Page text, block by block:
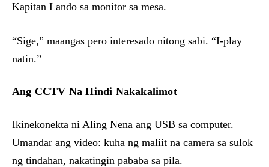
Kapitan Lando sa monitor sa mesa.
“Sige,” maangas pero interesado nitong sabi. “I-play
natin.”
Ang CCTV Na Hindi Nakakalimot
Ikinekonekta ni Aling Nena ang USB sa computer.
Umandar ang video: kuha ng maliit na camera sa sulok
ng tindahan, nakatingin pababa sa pila.